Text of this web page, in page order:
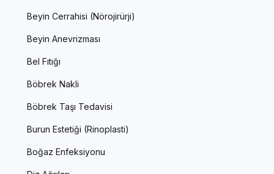
Beyin Cerrahisi (Nörojirürji)
Beyin Anevrizması
Bel Fıtığı
Böbrek Nakli
Böbrek Taşı Tedavisi
Burun Estetiği (Rinoplasti)
Boğaz Enfeksiyonu